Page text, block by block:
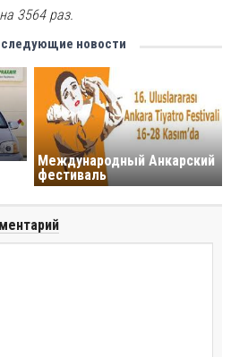
3564 раз.
новости
Международный Анкарский
фестиваль